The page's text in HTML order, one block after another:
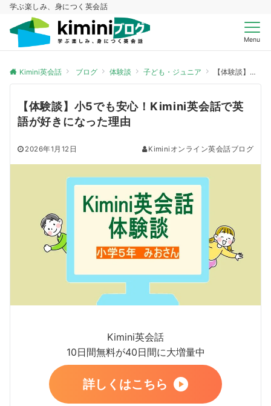
学ぶ楽しみ、身につく英会話
Menu
Kimini英会話 ブログ 体験談 子ども・ジュニア 【体験談】小5でも安心！Kimini英会話で英語が好きになった理由
【体験談】小5でも安心！Kimini英会話で英
語が好きになった理由
2026年1月12日 Kiminiオンライン英会話ブログ
Kimini英会話
10日間無料が40日間に大増量中
詳しくはこちら